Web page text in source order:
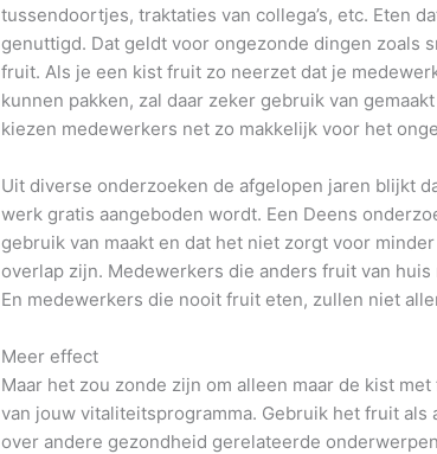
tussendoortjes, traktaties van collega’s, etc. Eten
genuttigd. Dat geldt voor ongezonde dingen zoals
fruit. Als je een kist fruit zo neerzet dat je
kunnen pakken, zal daar zeker gebruik van
kiezen medewerkers net zo makkelijk voor het
Uit diverse onderzoeken de afgelopen jaren blijkt
werk gratis aangeboden wordt. Een Deens
gebruik van maakt en dat het niet zorgt voor
overlap zijn. Medewerkers die anders fruit van
En medewerkers die nooit fruit eten, zullen niet
Meer effect
Maar het zou zonde zijn om alleen maar de kist
van jouw vitaliteitsprogramma. Gebruik het fruit
over andere gezondheid gerelateerde